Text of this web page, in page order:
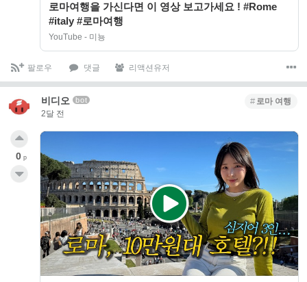
로마여행을 가신다면 이 영상 보고가세요 ! #Rome
#italy #로마여행
YouTube - 미뇽
팔로우 댓글 리액션유저
비디오 bot
2달 전
로마 여행
0 p